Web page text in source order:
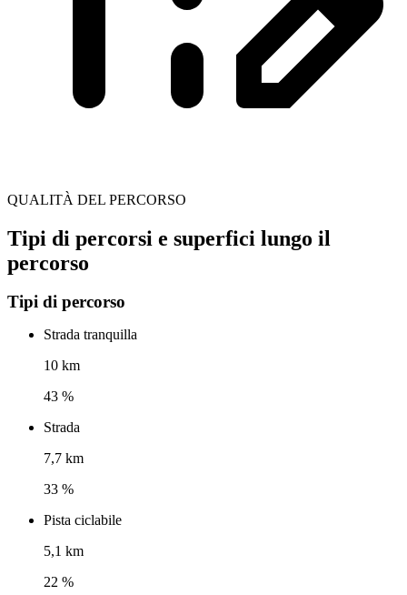
QUALITÀ DEL PERCORSO
Tipi di percorsi e superfici lungo il
percorso
Tipi di percorso
Strada tranquilla
10 km
43 %
Strada
7,7 km
33 %
Pista ciclabile
5,1 km
22 %